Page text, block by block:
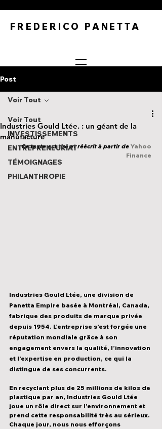
FREDERICO PANETTA
Post
Voir Tout
INVESTISSEMENTS
ENTREPRENEURIAT
TÉMOIGNAGES
PHILANTHROPIE
Voir Tout
Industries Gould Ltée. : un géant de la
manufacture
Ce texte est tiré et réécrit à partir de Yahoo
Finance
Industries Gould Ltée, une division de
Panetta Empire basée à Montréal, Canada,
fabrique des produits de marque privée
depuis 1954. L’entreprise s’est forgée une
réputation mondiale grâce à son
engagement envers la qualité, l’innovation
et l’expertise en production, ce qui la
distingue de ses concurrents.
En recyclant plus de 25 millions de kilos de
plastique par an, Industries Gould Ltée
joue un rôle direct sur l’environnement et
prend cette responsabilité très au sérieux.
Chaque jour, nous nous efforçons